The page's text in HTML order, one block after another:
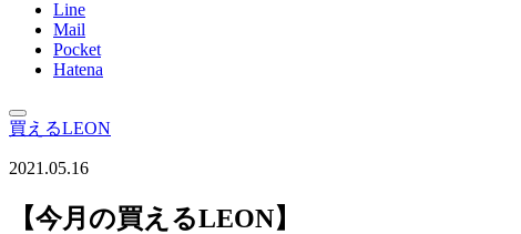
Line
Mail
Pocket
Hatena
買えるLEON
2021.05.16
【今月の買えるLEON】